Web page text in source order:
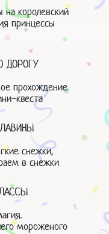
на королевский
принцессы
ДОРОГУ
прохождение
квеста
снежки,
в снежки
мороженого